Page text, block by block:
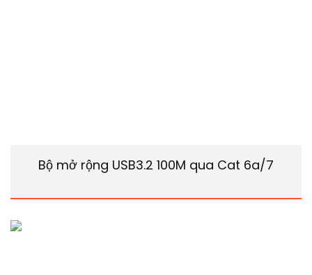
Bộ mở rộng USB3.2 100M qua Cat 6a/7